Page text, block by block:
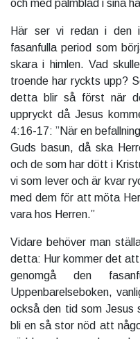
och med palmblad i sina
Här ser vi redan i den
fasanfulla period som
skara i himlen. Vad
troende har ryckts upp?
detta blir så först när
uppryckt då Jesus
4:16-17: ”När en
Guds basun, då ska
och de som har dött i
vi som lever och är kvar
med dem för att möta
vara hos Herren.”
Vidare behöver man
detta: Hur kommer det
genomgå den
Uppenbarelseboken,
också den tid som Jesus
bli en så stor nöd att